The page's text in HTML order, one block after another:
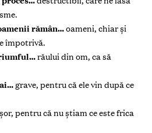
rămân…oameni, chiar şi
împotrivă.
răului din om, ca să
grave, pentru că ele vin după ce
pentru că nu ştiam ce este frica